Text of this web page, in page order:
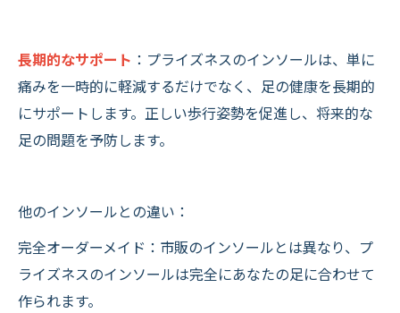
長期的なサポート ：プライズネスのインソールは、単に
痛みを一時的に軽減するだけでなく、足の健康を長期的
にサポートします。正しい歩行姿勢を促進し、将来的な
足の問題を予防します。
他のインソールとの違い：
完全オーダーメイド：市販のインソールとは異なり、プ
ライズネスのインソールは完全にあなたの足に合わせて
作られます。